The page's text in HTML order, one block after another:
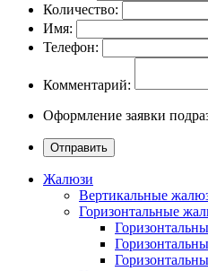
Количество:
Имя:
Телефон:
Комментарий:
Оформление заявки
Жалюзи
Вертикальные
Горизонтальные